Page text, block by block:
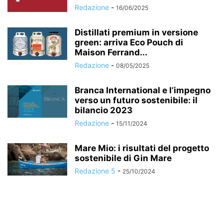
Redazione - 16/06/2025
Distillati premium in versione
green: arriva Eco Pouch di
Maison Ferrand...
Redazione - 08/05/2025
Branca International e l’impegno
verso un futuro sostenibile: il
bilancio 2023
Redazione - 15/11/2024
Mare Mio: i risultati del progetto
sostenibile di Gin Mare
Redazione 5 - 25/10/2024